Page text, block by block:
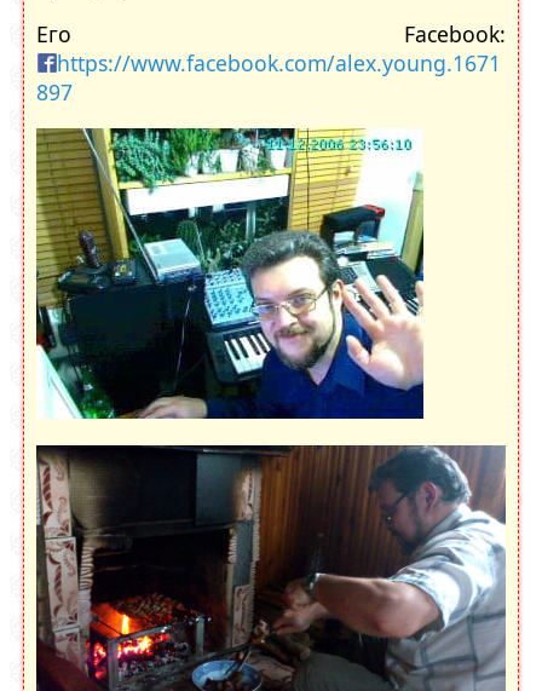
Его Facebook:
https://www.facebook.com/alex.young.1671
897